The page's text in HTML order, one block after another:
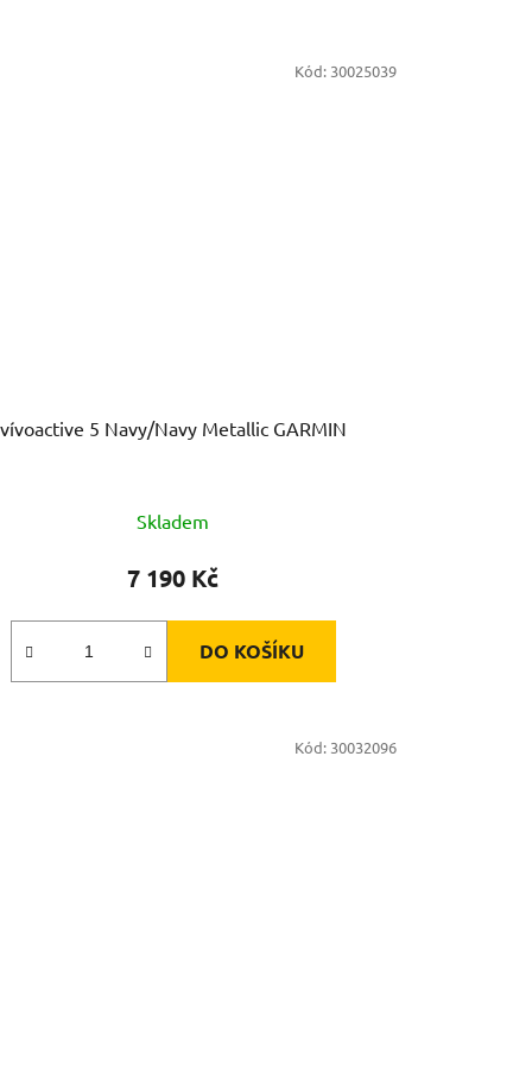
vívoactive 5 Navy/Navy Metallic GARMIN
Skladem
7 190 Kč
DO KOŠÍKU
Kód: 30025039
Kód: 30032096